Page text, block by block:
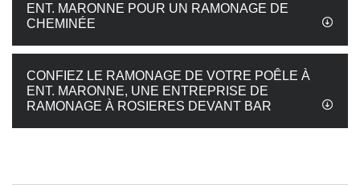
ENT. MARONNE POUR UN RAMONAGE DE
CHEMINÉE
CONFIEZ LE RAMONAGE DE VOTRE POÊLE À
ENT. MARONNE, UNE ENTREPRISE DE
RAMONAGE À ROSIERES DEVANT BAR